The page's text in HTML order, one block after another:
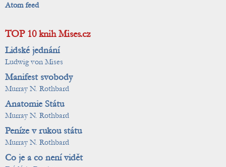
Atom feed
TOP 10 knih Mises.cz
Lidské jednání
Ludwig von Mises
Manifest svobody
Murray N. Rothbard
Anatomie Státu
Murray N. Rothbard
Peníze v rukou státu
Murray N. Rothbard
Co je a co není vidět